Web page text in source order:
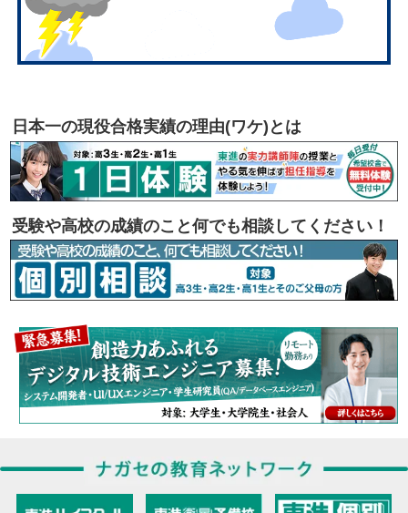
日本一の現役合格実績の理由(ワケ)とは
受験や高校の成績のこと何でも相談してください！